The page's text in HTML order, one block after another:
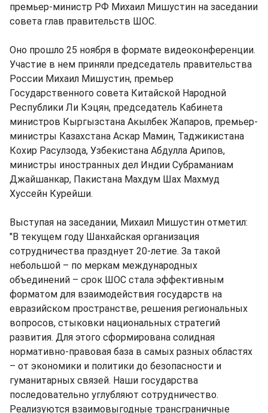
премьер-министр РФ Михаил Мишустин на заседании
совета глав правительств ШОС.
Оно прошло 25 ноября в формате видеоконференции.
Участие в нем приняли председатель правительства
России Михаил Мишустин, премьер
Государственного совета Китайской Народной
Республики Ли Кэцян, председатель Кабинета
министров Кыргызстана Акылбек Жапаров, премьер-
министры Казахстана Аскар Мамин, Таджикистана
Кохир Расулзода, Узбекистана Абдулла Арипов,
министры иностранных дел Индии Субраманиам
Джайшанкар, Пакистана Махдум Шах Махмуд
Хуссейн Курейши.
Выступая на заседании, Михаил Мишустин отметил:
"В текущем году Шанхайская организация
сотрудничества празднует 20-летие. За такой
небольшой – по меркам международных
объединений – срок ШОС стала эффективным
форматом для взаимодействия государств на
евразийском пространстве, решения региональных
вопросов, стыковки национальных стратегий
развития. Для этого сформирована солидная
нормативно-правовая база в самых разных областях
– от экономики и политики до безопасности и
гуманитарных связей. Наши государства
последовательно углубляют сотрудничество.
Реализуются взаимовыгодные трансграничные